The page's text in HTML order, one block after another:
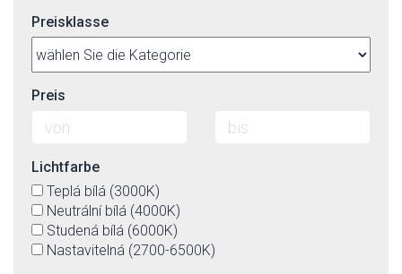
Preisklasse
Preis
Lichtfarbe
Teplá bílá (3000K)
Neutrální bílá (4000K)
Studená bílá (6000K)
Nastavitelná (2700-6500K)